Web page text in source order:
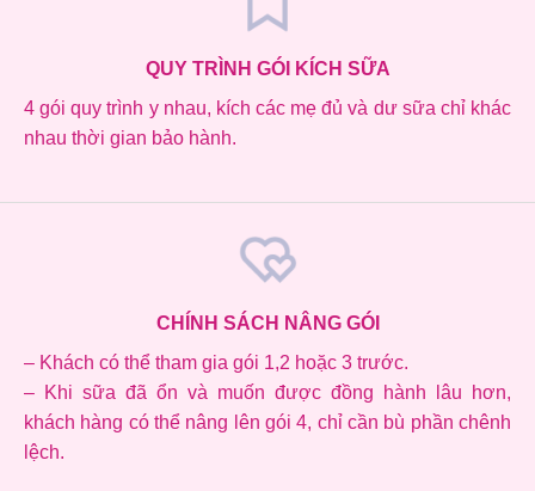
QUY TRÌNH GÓI KÍCH SỮA
4 gói quy trình y nhau, kích các mẹ đủ và dư sữa chỉ khác
nhau thời gian bảo hành.
CHÍNH SÁCH NÂNG GÓI
– Khách có thể tham gia gói 1,2 hoặc 3 trước.
– Khi sữa đã ổn và muốn được đồng hành lâu hơn,
khách hàng có thể nâng lên gói 4, chỉ cần bù phần chênh
lệch.